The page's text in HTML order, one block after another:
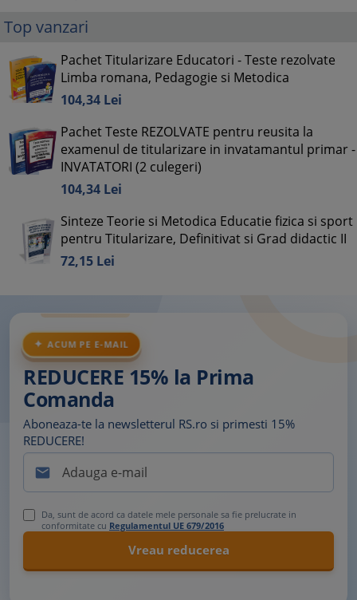
Top vanzari
Pachet Titularizare Educatori - Teste rezolvate
Limba romana, Pedagogie si Metodica
104,34 Lei
Pachet Teste REZOLVATE pentru reusita la
examenul de titularizare in invatamantul primar -
INVATATORI (2 culegeri)
104,34 Lei
Sinteze Teorie si Metodica Educatie fizica si sport
pentru Titularizare, Definitivat si Grad didactic II
72,15 Lei
ACUM PE E-MAIL
REDUCERE 15% la Prima
Comanda
Aboneaza-te la newsletterul RS.ro si primesti 15%
REDUCERE!

Da, sunt de acord ca datele mele personale sa fie prelucrate in
conformitate cu Regulamentul UE 679/2016